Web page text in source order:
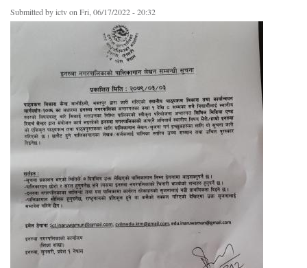
Submitted byictvon Fri, 06/17/2022 - 20:32